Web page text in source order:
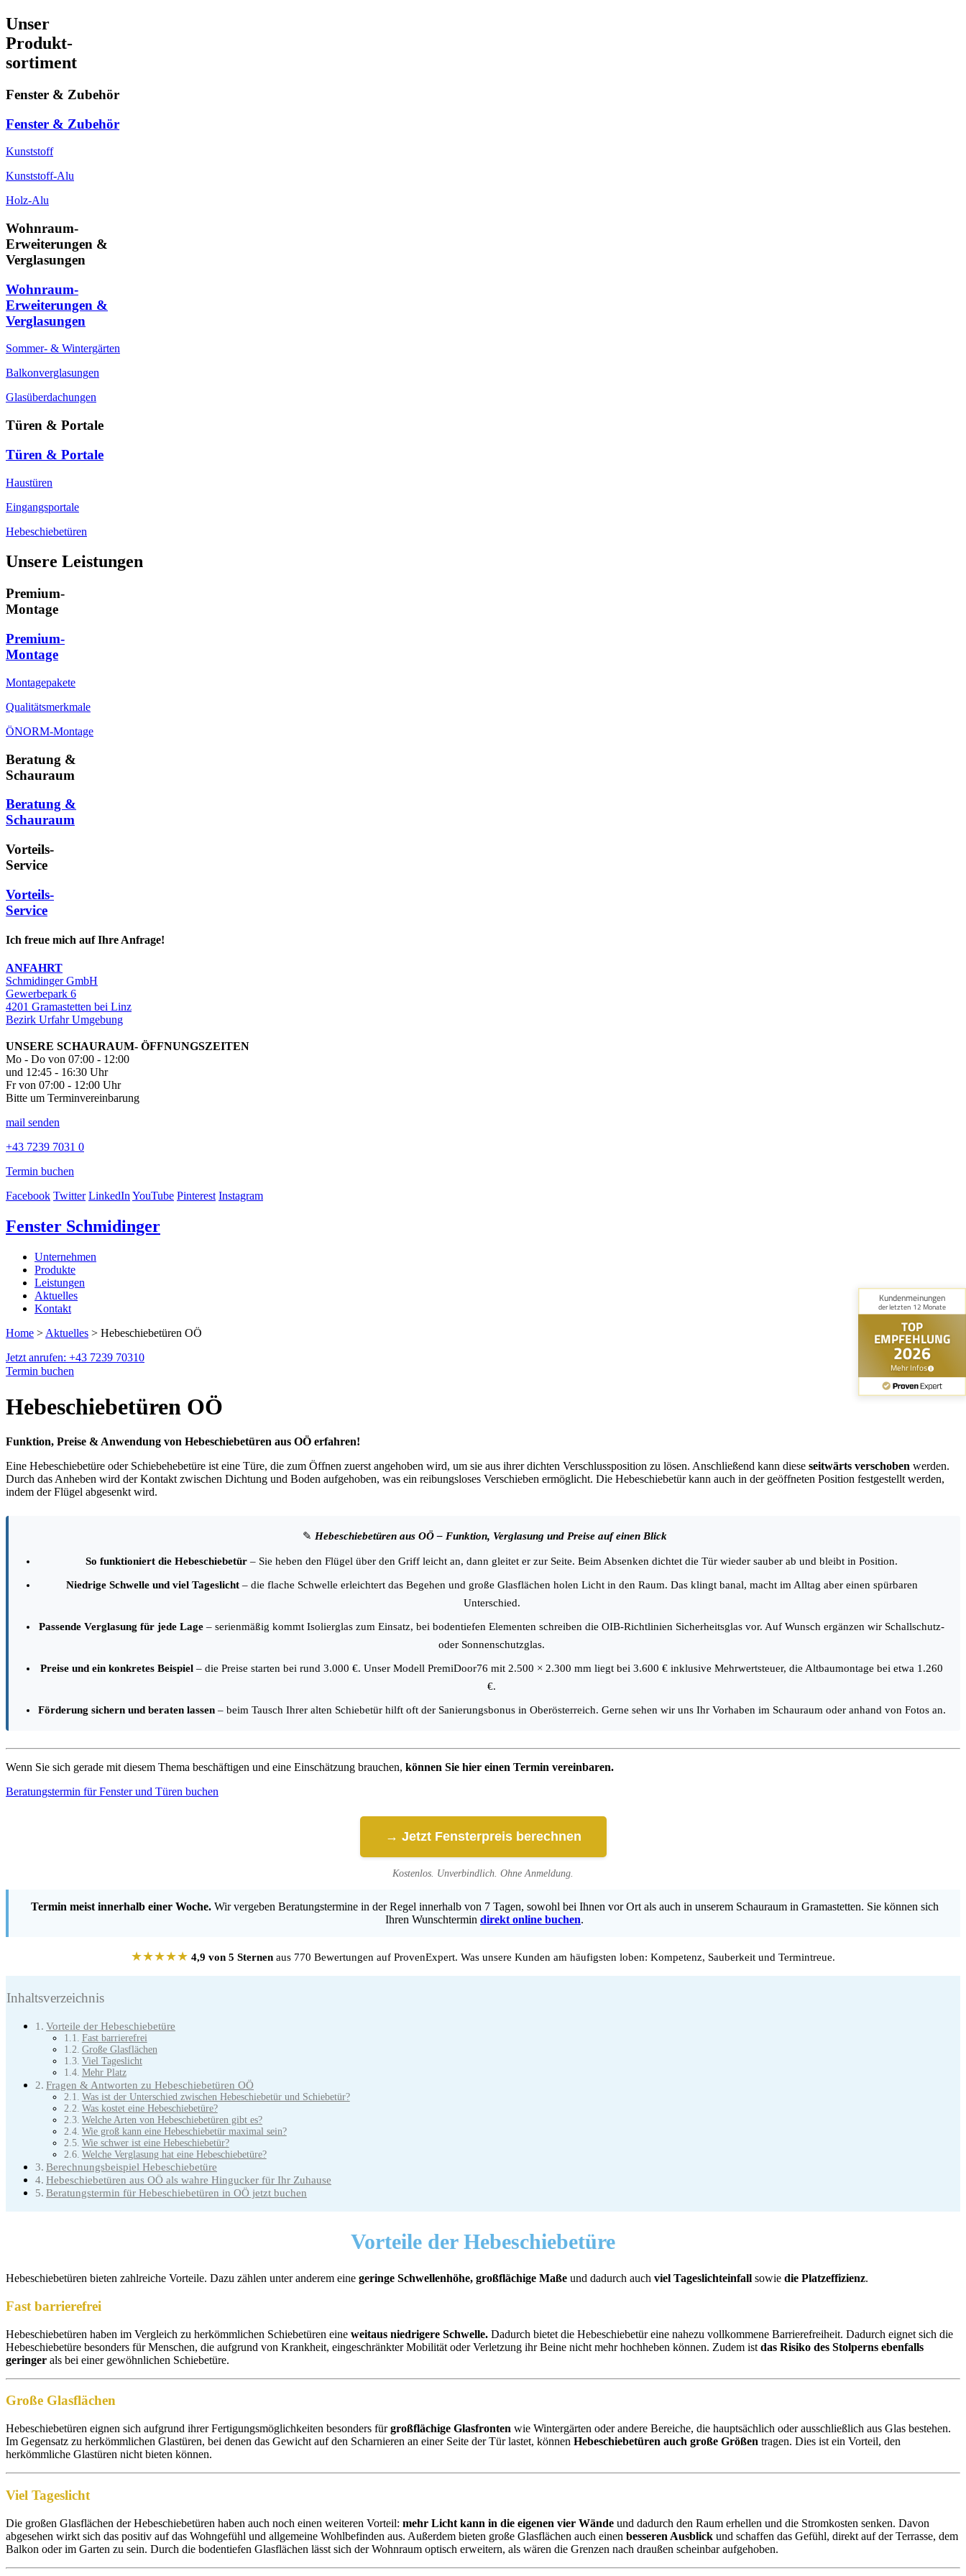
Unser
Produkt-
sortiment
Fenster & Zubehör
Fenster & Zubehör
Kunststoff
Kunststoff-Alu
Holz-Alu
Wohnraum-
Erweiterungen &
Verglasungen
Wohnraum-
Erweiterungen &
Verglasungen
Sommer- & Wintergärten
Balkonverglasungen
Glasüberdachungen
Türen & Portale
Türen & Portale
Haustüren
Eingangsportale
Hebeschiebetüren
Unsere Leistungen
Premium-
Montage
Premium-
Montage
Montagepakete
Qualitätsmerkmale
ÖNORM-Montage
Beratung &
Schauraum
Beratung &
Schauraum
Vorteils-
Service
Vorteils-
Service
Ich freue mich auf Ihre Anfrage!
ANFAHRT
Schmidinger GmbH
Gewerbepark 6
4201 Gramastetten bei Linz
Bezirk Urfahr Umgebung
UNSERE SCHAURAUM- ÖFFNUNGSZEITEN
Mo - Do von 07:00 - 12:00
und 12:45 - 16:30 Uhr
Fr von 07:00 - 12:00 Uhr
Bitte um Terminvereinbarung
mail senden
+43 7239 7031 0
Termin buchen
Facebook Twitter LinkedInYouTube Pinterest Instagram
Fenster Schmidinger
Unternehmen
Produkte
Leistungen
Aktuelles
Kontakt
Home > Aktuelles > Hebeschiebetüren OÖ
Jetzt anrufen: +43 7239 70310
Termin buchen
Hebeschiebetüren OÖ
Funktion, Preise & Anwendung von Hebeschiebetüren aus OÖ erfahren!
Eine Hebeschiebetüre oder Schiebehebetüre ist eine Türe, die zum Öffnen zuerst angehoben wird, um sie aus ihrer dichten Verschlussposition zu lösen. Anschließend kann diese seitwärts verschoben werden.
Durch das Anheben wird der Kontakt zwischen Dichtung und Boden aufgehoben, was ein reibungsloses Verschieben ermöglicht. Die Hebeschiebetür kann auch in der geöffneten Position festgestellt werden,
indem der Flügel abgesenkt wird.
✎ Hebeschiebetüren aus OÖ – Funktion, Verglasung und Preise auf einen Blick
So funktioniert die Hebeschiebetür – Sie heben den Flügel über den Griff leicht an, dann gleitet er zur Seite. Beim Absenken dichtet die Tür wieder sauber ab und bleibt in Position.
Niedrige Schwelle und viel Tageslicht– die flache Schwelle erleichtert das Begehen und große Glasflächen holen Licht in den Raum. Das klingt banal, macht im Alltag aber einen spürbaren
Unterschied.
Passende Verglasung für jede Lage – serienmäßig kommt Isolierglas zum Einsatz, bei bodentiefen Elementen schreiben die OIB-Richtlinien Sicherheitsglas vor. Auf Wunsch ergänzen wir Schallschutz-
oder Sonnenschutzglas.
Preise und ein konkretes Beispiel – die Preise starten bei rund 3.000 €. Unser Modell PremiDoor76 mit 2.500 × 2.300 mm liegt bei 3.600 € inklusive Mehrwertsteuer, die Altbaumontage bei etwa 1.260
€.
Förderung sichern und beraten lassen– beim Tausch Ihrer alten Schiebetür hilft oft der Sanierungsbonus in Oberösterreich. Gerne sehen wir uns Ihr Vorhaben im Schauraum oder anhand von Fotos an.
Wenn Sie sich gerade mit diesem Thema beschäftigen und eine Einschätzung brauchen, können Sie hier einen Termin vereinbaren.
Beratungstermin für Fenster und Türen buchen
→ Jetzt Fensterpreis berechnen
Kostenlos. Unverbindlich. Ohne Anmeldung.
Termin meist innerhalb einer Woche.Wir vergeben Beratungstermine in der Regel innerhalb von 7 Tagen, sowohl bei Ihnen vor Ort als auch in unserem Schauraum in Gramastetten. Sie können sich
Ihren Wunschtermin direkt online buchen.
★★★★★ 4,9 von 5 Sternen aus 770 Bewertungen auf ProvenExpert. Was unsere Kunden am häufigsten loben: Kompetenz, Sauberkeit und Termintreue.
Inhaltsverzeichnis
Vorteile der Hebeschiebetüre
Fast barrierefrei
Große Glasflächen
Viel Tageslicht
Mehr Platz
Fragen & Antworten zu Hebeschiebetüren OÖ
Was ist der Unterschied zwischen Hebeschiebetür und Schiebetür?
Was kostet eine Hebeschiebetüre?
Welche Arten von Hebeschiebetüren gibt es?
Wie groß kann eine Hebeschiebetür maximal sein?
Wie schwer ist eine Hebeschiebetür?
Welche Verglasung hat eine Hebeschiebetüre?
Berechnungsbeispiel Hebeschiebetüre
Hebeschiebetüren aus OÖ als wahre Hingucker für Ihr Zuhause
Beratungstermin für Hebeschiebetüren in OÖ jetzt buchen
Vorteile der Hebeschiebetüre
Hebeschiebetüren bieten zahlreiche Vorteile. Dazu zählen unter anderem eine geringe Schwellenhöhe, großflächige Maße und dadurch auch viel Tageslichteinfall sowie die Platzeffizienz.
Fast barrierefrei
Hebeschiebetüren haben im Vergleich zu herkömmlichen Schiebetüren eine weitaus niedrigere Schwelle. Dadurch bietet die Hebeschiebetür eine nahezu vollkommene Barrierefreiheit. Dadurch eignet sich die
Hebeschiebetüre besonders für Menschen, die aufgrund von Krankheit, eingeschränkter Mobilität oder Verletzung ihr Beine nicht mehr hochheben können. Zudem ist das Risiko des Stolperns ebenfalls
geringer als bei einer gewöhnlichen Schiebetüre.
Große Glasflächen
Hebeschiebetüren eignen sich aufgrund ihrer Fertigungsmöglichkeiten besonders fürgroßflächige Glasfronten wie Wintergärten oder andere Bereiche, die hauptsächlich oder ausschließlich aus Glas bestehen.
Im Gegensatz zu herkömmlichen Glastüren, bei denen das Gewicht auf den Scharnieren an einer Seite der Tür lastet, können Hebeschiebetüren auch große Größen tragen. Dies ist ein Vorteil, den
herkömmliche Glastüren nicht bieten können.
Viel Tageslicht
Die großen Glasflächen der Hebeschiebetüren haben auch noch einen weiteren Vorteil: mehr Licht kann in die eigenen vier Wände und dadurch den Raum erhellen und die Stromkosten senken. Davon
abgesehen wirkt sich das positiv auf das Wohngefühl und allgemeine Wohlbefinden aus. Außerdem bieten große Glasflächen auch einen besseren Ausblick und schaffen das Gefühl, direkt auf der Terrasse, dem
Balkon oder im Garten zu sein. Durch die bodentiefen Glasflächen lässt sich der Wohnraum optisch erweitern, als wären die Grenzen nach draußen scheinbar aufgehoben.